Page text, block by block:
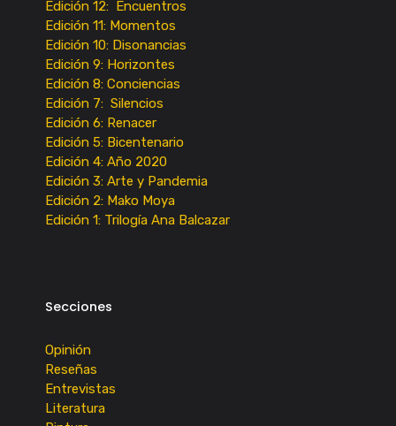
Edición 12: Encuentros
Edición 11: Momentos
Edición 10: Disonancias
Edición 9: Horizontes
Edición 8: Conciencias
Edición 7: Silencios
Edición 6: Renacer
Edición 5: Bicentenario
Edición 4: Año 2020
Edición 3: Arte y Pandemia
Edición 2: Mako Moya
Edición 1: Trilogía Ana Balcazar
Secciones
Opinión
Reseñas
Entrevistas
Literatura